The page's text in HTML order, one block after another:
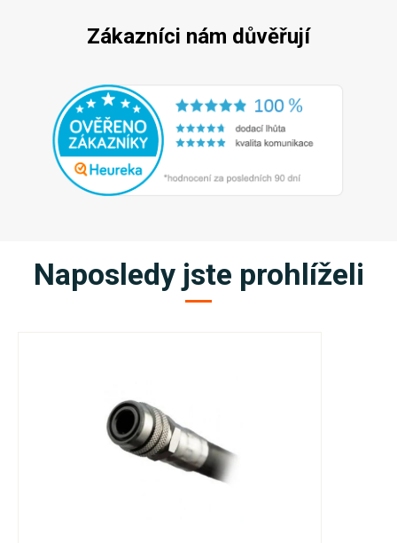
Zákazníci nám důvěřují
Naposledy jste prohlíželi